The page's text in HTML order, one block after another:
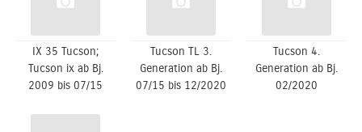
IX 35 Tucson;
Tucson ix ab Bj.
2009 bis 07/15
Tucson TL 3.
Generation ab Bj.
07/15 bis 12/2020
Tucson 4.
Generation ab Bj.
02/2020